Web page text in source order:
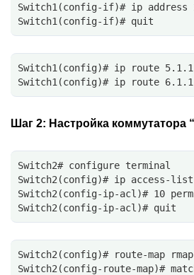
Switch1(config-if)# ip address
Switch1(config-if)# quit
Switch1(config)# ip route
Switch1(config)# ip route
Шаг 2: Настройка коммутатора
Switch2# configure terminal
Switch2(config)# ip access-
Switch2(config-ip-acl)# 10
Switch2(config-ip-acl)# quit
Switch2(config)# route-map
Switch2(config-route-map)#